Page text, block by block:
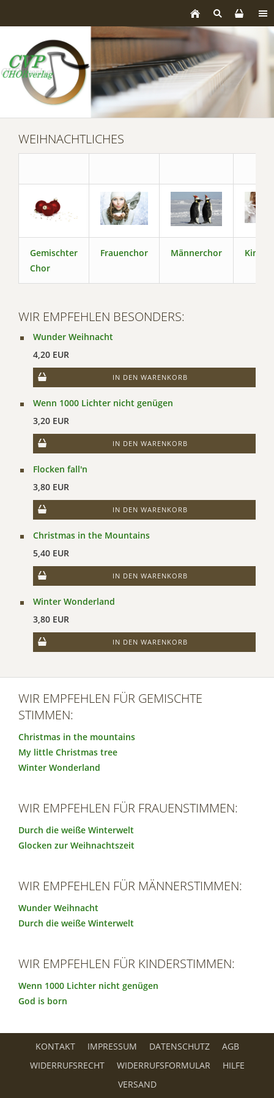
WEIHNACHTLICHES
Gemischter
Chor
Frauenchor Männerchor
WIR EMPFEHLEN BESONDERS:
Wunder Weihnacht
4,20 EUR
IN DEN WARENKORB
Wenn 1000 Lichter nicht genügen
3,20 EUR
IN DEN WARENKORB
Flocken fall'n
3,80 EUR
IN DEN WARENKORB
Christmas in the Mountains
5,40 EUR
IN DEN WARENKORB
Winter Wonderland
3,80 EUR
IN DEN WARENKORB
WIR EMPFEHLEN FÜR GEMISCHTE
STIMMEN:
Christmas in the mountains
My little Christmas tree
Winter Wonderland
WIR EMPFEHLEN FÜR FRAUENSTIMMEN:
Durch die weiße Winterwelt
Glocken zur Weihnachtszeit
WIR EMPFEHLEN FÜR MÄNNERSTIMMEN:
Wunder Weihnacht
Durch die weiße Winterwelt
WIR EMPFEHLEN FÜR KINDERSTIMMEN:
Wenn 1000 Lichter nicht genügen
God is born
KONTAKT IMPRESSUM DATENSCHUTZ
AGB
WIDERRUFSRECHT
WIDERRUFSFORMULAR
HILFE
VERSAND